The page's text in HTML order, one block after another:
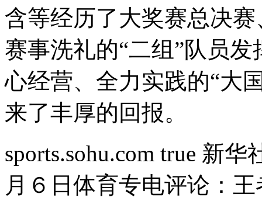
含等经历了大奖赛总决
赛事洗礼的“二组”队员
心经营、全力实践的“大
来了丰厚的回报。
sports.sohu.com true 新华
月６日体育专电评论：